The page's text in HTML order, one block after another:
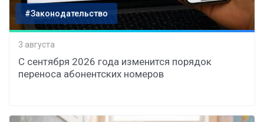
#Законодательство
3 августа
С сентября 2026 года изменится порядок
переноса абонентских номеров